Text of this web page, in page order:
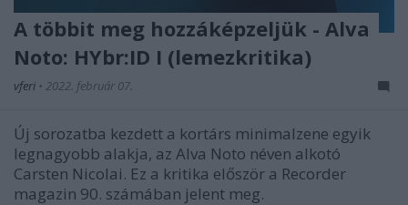
A többit meg hozzáképzeljük - Alva
Noto: HYbr:ID I (lemezkritika)
vferi • 2022. február 07.
Új sorozatba kezdett a kortárs minimalzene egyik
legnagyobb alakja, az Alva Noto néven alkotó
Carsten Nicolai. Ez a kritika először a Recorder
magazin 90. számában jelent meg.